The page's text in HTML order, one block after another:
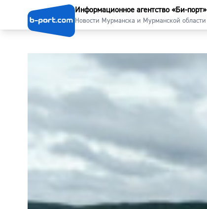
Информационное агентство «Би-порт»
Новости Мурманска и Мурманской области